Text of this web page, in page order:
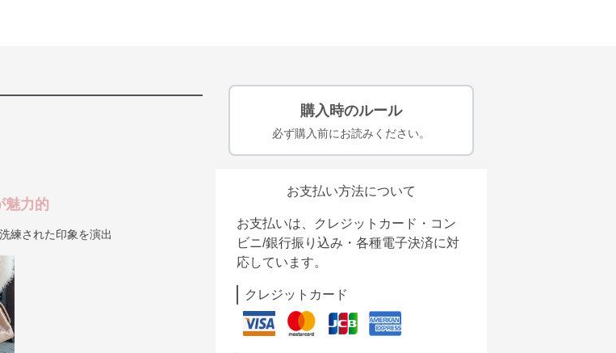
魅力的
練された印象を演出
購入時のルール
必ず購入前にお読みください。
お支払い方法について
お支払いは、クレジットカード・コン
ビニ/銀行振り込み・各種電子決済に対
応しています。
クレジットカード